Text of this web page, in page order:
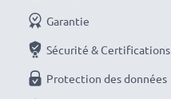
Garantie
Sécurité & Certifications
Protection des données